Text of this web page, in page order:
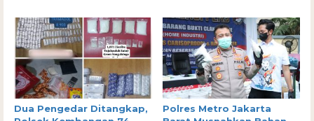
Dua Pengedar Ditangkap,
Polres Metro Jakarta